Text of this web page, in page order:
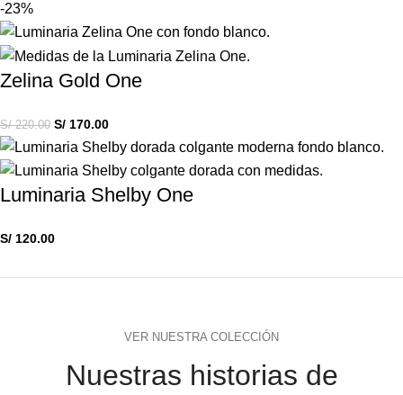
-23%
Zelina Gold One
S/220.00 S/ 170.00
Luminaria Shelby One
S/ 120.00
VER NUESTRA COLECCIÓN
Nuestras historias de